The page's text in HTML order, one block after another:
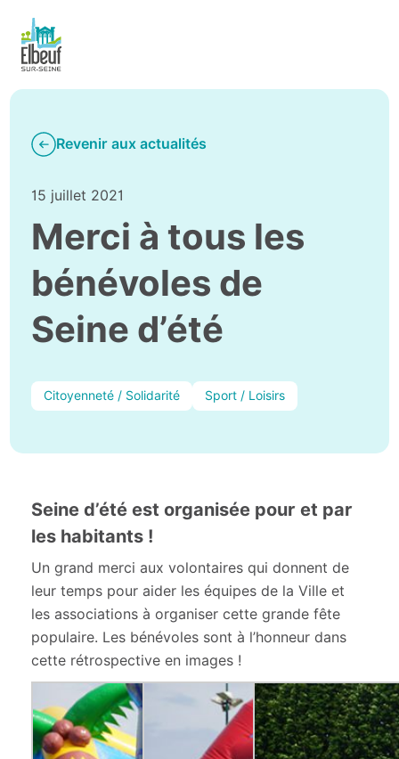
Revenir aux actualités
15 juillet 2021
Merci à tous les
bénévoles de
Seine d’été
Citoyenneté / Solidarité Sport / Loisirs
Seine d’été est organisée pour et par
les habitants !
Un grand merci aux volontaires qui donnent de
leur temps pour aider les équipes de la Ville et
les associations à organiser cette grande fête
populaire. Les bénévoles sont à l’honneur dans
cette rétrospective en images !